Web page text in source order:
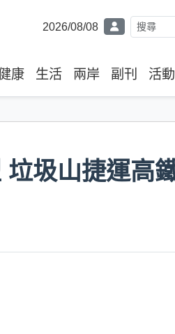
2026/08/08
康 生活 兩岸 副刊 活動
圾山捷運高